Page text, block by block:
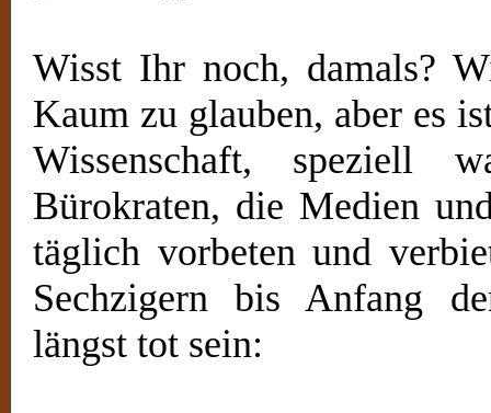
Wisst Ihr noch, damals?
Kaum zu glauben, aber es
Wissenschaft, speziell
Bürokraten, die Medien
täglich vorbeten und
Sechzigern bis Anfang
längst tot sein: